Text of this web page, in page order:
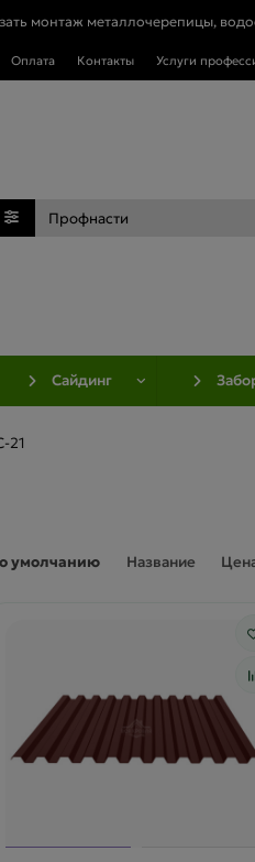
монтаж металлочерепицы,
Оплата Контакты Услуги
Сайдинг
21
умолчанию Название